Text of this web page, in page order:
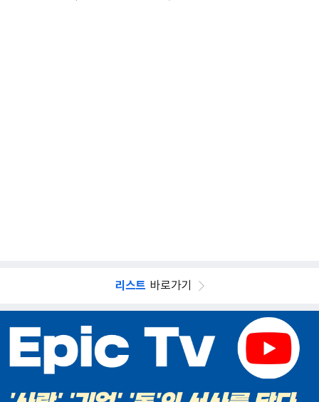
리스트 바로가기